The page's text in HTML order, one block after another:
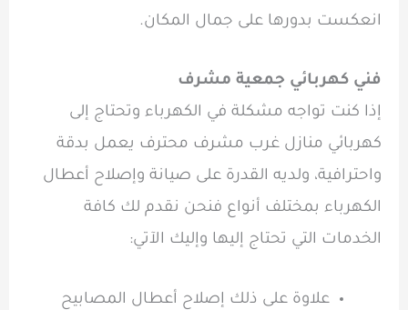
انعكست بدورها على جمال المكان.
فني كهربائي جمعية مشرف
إذا كنت تواجه مشكلة في الكهرباء وتحتاج إلى
كهربائي منازل غرب مشرف محترف يعمل بدقة
واحترافية، ولديه القدرة على صيانة وإصلاح أعطال
الكهرباء بمختلف أنواع فنحن نقدم لك كافة
الخدمات التي تحتاج إليها وإليك الآتي:
علاوة على ذلك إصلاح أعطال المصابيح